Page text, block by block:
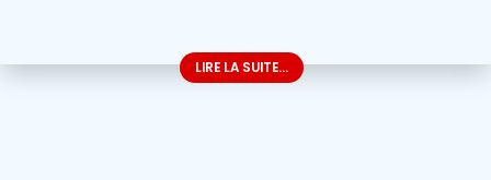
LIRE LA SUITE...